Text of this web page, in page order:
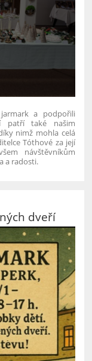
a podpořili
patří také našim
nimž mohla celá
Tóthové za její
návštěvníkům
a radosti.
dveří